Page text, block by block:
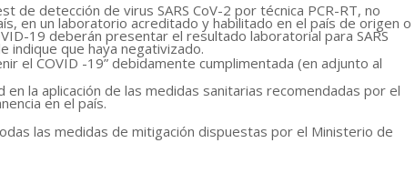
de detección de virus SARS CoV-2 por técnica PCR-RT, no
en un laboratorio acreditado y habilitado en el país de origen o
19 deberán presentar el resultado laboratorial para SARS
indique que haya negativizado.
el COVID -19” debidamente cumplimentada (en adjunto al
en la aplicación de las medidas sanitarias recomendadas por el
en el país.
las medidas de mitigación dispuestas por el Ministerio de